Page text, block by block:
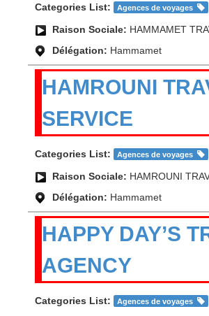
Categories List: Agences de voyages
Raison Sociale: HAMMAMET
Délégation: Hammamet
HAMROUNI
SERVICE
Categories List: Agences de voyages
Raison Sociale: HAMROUNI
Délégation: Hammamet
HAPPY DAY’S
AGENCY
Categories List: Agences de voyages